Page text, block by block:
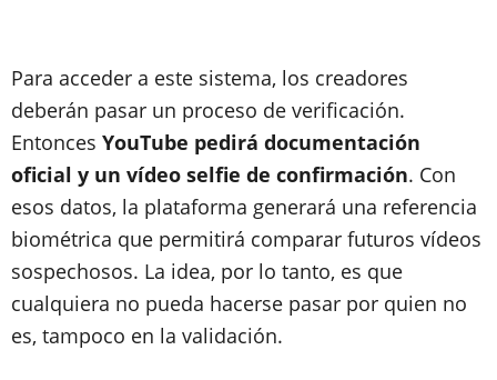
Para acceder a este sistema, los creadores
deberán pasar un proceso de verificación.
Entonces YouTube pedirá documentación
oficial y un vídeo selfie de confirmación. Con
esos datos, la plataforma generará una referencia
biométrica que permitirá comparar futuros vídeos
sospechosos. La idea, por lo tanto, es que
cualquiera no pueda hacerse pasar por quien no
es, tampoco en la validación.